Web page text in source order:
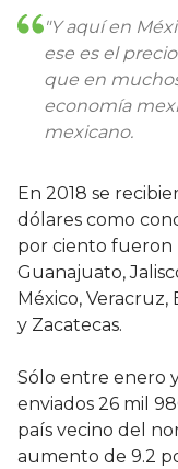
"Y aquí en
ese es el
que en
economía
mexicano.
En 2018 se
dólares como
por ciento fueron
Guanajuato,
México, Veracruz,
y Zacatecas.
Sólo entre enero
enviados 26 mil
país vecino del
aumento de 9.2